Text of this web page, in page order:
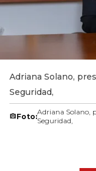
Adriana Solano,
Seguridad,
Foto:Adriana Solano,
Seguridad,